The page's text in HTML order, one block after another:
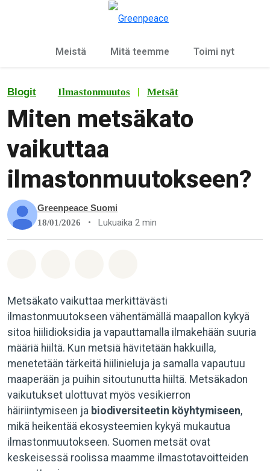
Meistä Mitä teemme Toimi nyt
Blogit Ilmastonmuutos | Metsät
Miten metsäkato
vaikuttaa
ilmastonmuutokseen?
Greenpeace Suomi
18/01/2026 • Lukuaika 2 min
Metsäkato vaikuttaa merkittävästi
ilmastonmuutokseen vähentämällä maapallon kykyä
sitoa hiilidioksidia ja vapauttamalla ilmakehään suuria
määriä hiiltä. Kun metsiä hävitetään hakkuilla,
menetetään tärkeitä hiilinieluja ja samalla vapautuu
maaperään ja puihin sitoutunutta hiiltä. Metsäkadon
vaikutukset ulottuvat myös vesikierron
häiriintymiseen ja biodiversiteetin köyhtymiseen,
mikä heikentää ekosysteemien kykyä mukautua
ilmastonmuutokseen. Suomen metsät ovat
keskeisessä roolissa maamme ilmastotavoitteiden